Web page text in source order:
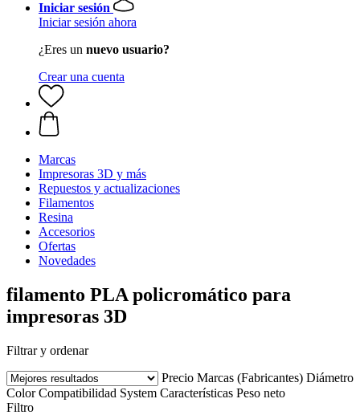
Iniciar sesión
Iniciar sesión ahora
¿Eres un nuevo usuario?
Crear una cuenta
Marcas
Impresoras 3D y más
Repuestos y actualizaciones
Filamentos
Resina
Accesorios
Ofertas
Novedades
filamento PLA policromático para
impresoras 3D
Filtrar y ordenar
Precio Marcas (Fabricantes) Diámetro
Color Compatibilidad System Características Peso neto
Filtro